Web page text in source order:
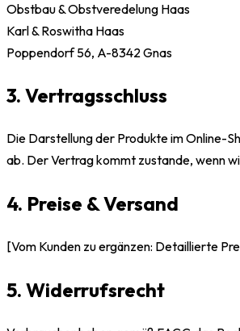
Obstbau & Obstveredelung Haas
Karl & Roswitha Haas
Poppendorf 56, A-8342 Gnas
3. Vertragsschluss
Die Darstellung der Produkte im Online-
ab. Der Vertrag kommt zustande, wenn
4. Preise & Versand
[Vom Kunden zu ergänzen: Detaillierte
5. Widerrufsrecht